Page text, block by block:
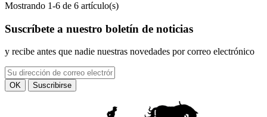
Mostrando 1-6 de 6 artículo(s)
Suscríbete a nuestro boletín de noticias
y recibe antes que nadie nuestras novedades por correo electrónico